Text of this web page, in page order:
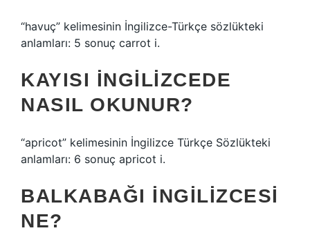
“havuç” kelimesinin İngilizce-Türkçe sözlükteki
anlamları: 5 sonuç carrot i.
KAYISI İNGILIZCEDE
NASIL OKUNUR?
“apricot” kelimesinin İngilizce Türkçe Sözlükteki
anlamları: 6 sonuç apricot i.
BALKABAĞI INGILIZCESI
NE?